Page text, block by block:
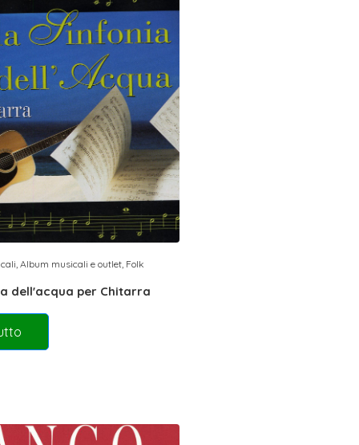
, Album musicali e outlet, Folk
dell'acqua per Chitarra